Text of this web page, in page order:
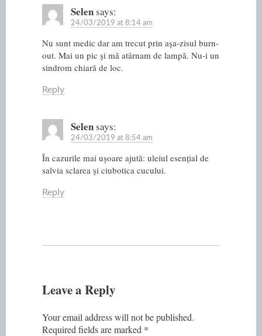
Selensays:
24/03/2019 at 8:14 am
Nu sunt medic dar am trecut prin așa-zisul burn-
out. Mai un pic și mă atârnam de lampă. Nu-i un
sindrom chiară de loc.
Reply
Selensays:
24/03/2019 at 8:54 am
În cazurile mai ușoare ajută: uleiul esențial de
salvia sclarea și ciubotica cucului.
Reply
Leave a Reply
Your email address will not be published.
Required fields are marked *